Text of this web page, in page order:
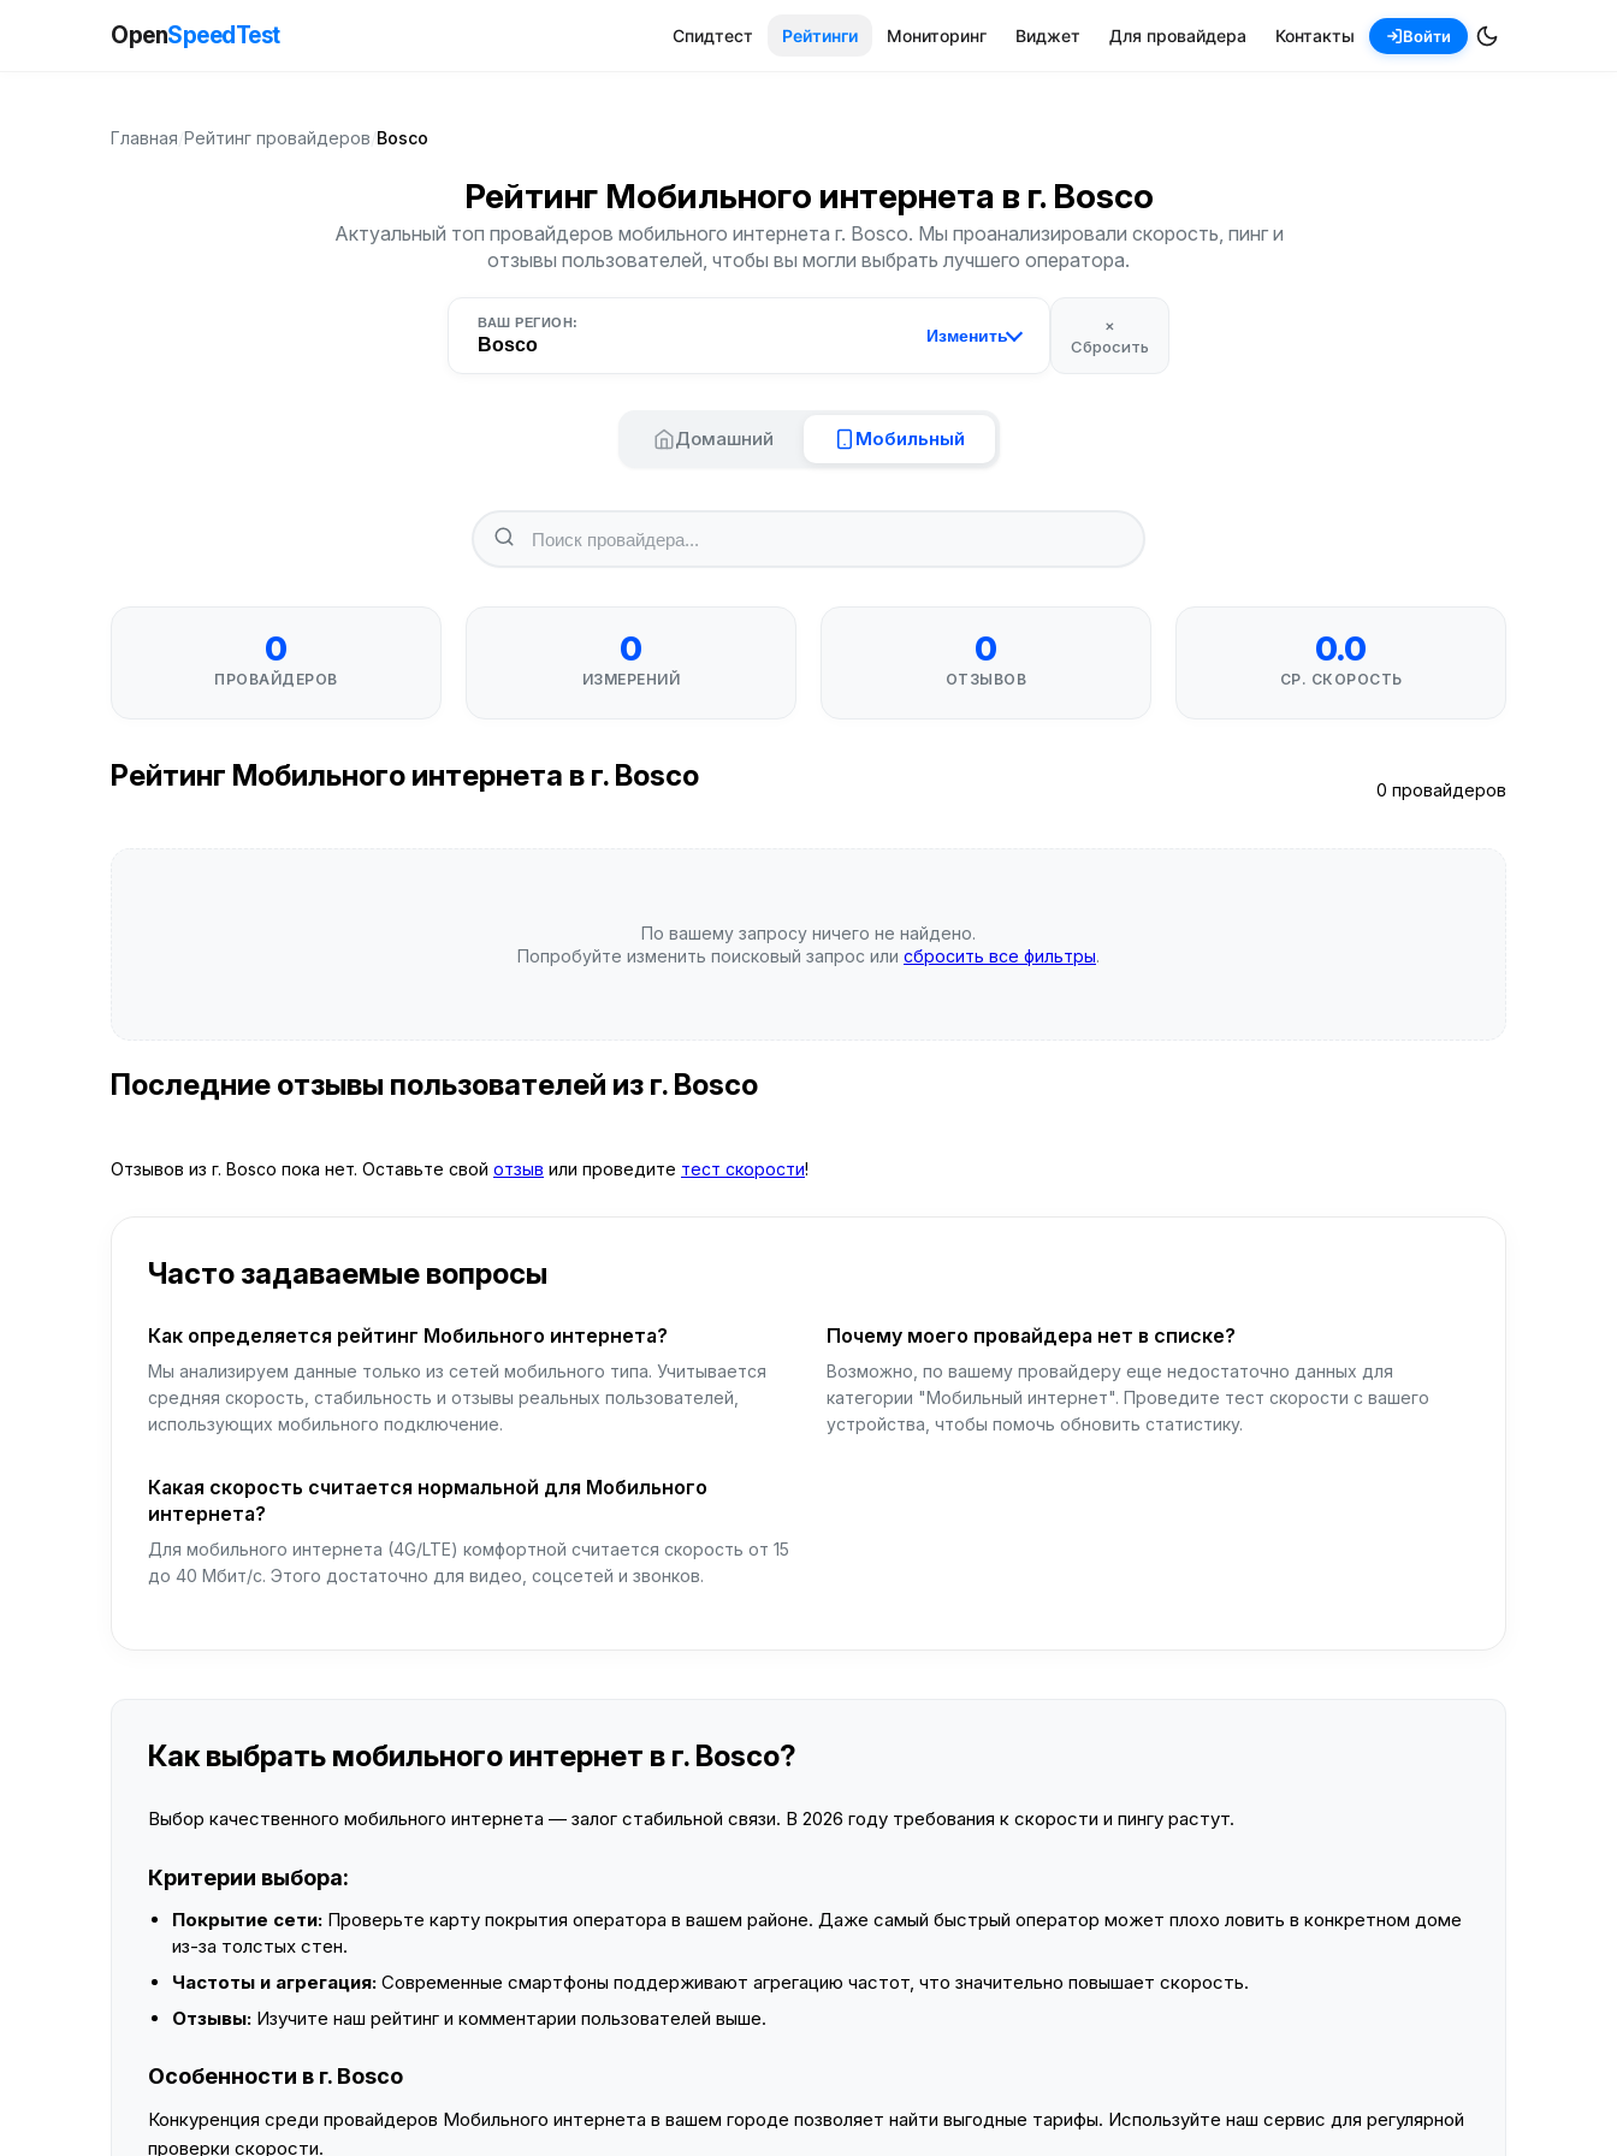
OpenSpeedTest Спидтест Рейтинги Мониторинг Виджет Для провайдера Контакты Войти
Главная Рейтинг провайдеров Bosco
Рейтинг Мобильного интернета в г. Bosco
Актуальный топ провайдеров мобильного интернета г. Bosco. Мы проанализировали скорость, пинг и
отзывы пользователей, чтобы вы могли выбрать лучшего оператора.
ВАШ РЕГИОН:
Bosco Изменить
×
Сбросить
Домашний Мобильный
0
ПРОВАЙДЕРОВ
0
ИЗМЕРЕНИЙ
0
ОТЗЫВОВ
0.0
СР. СКОРОСТЬ
Рейтинг Мобильного интернета в г. Bosco 0 провайдеров
По вашему запросу ничего не найдено.
Попробуйте изменить поисковый запрос или сбросить все фильтры.
Последние отзывы пользователей из г. Bosco
Отзывов из г. Bosco пока нет. Оставьте свой отзыв или проведите тест скорости!
Часто задаваемые вопросы
Как определяется рейтинг Мобильного интернета?
Мы анализируем данные только из сетей мобильного типа. Учитывается
средняя скорость, стабильность и отзывы реальных пользователей,
использующих мобильного подключение.
Почему моего провайдера нет в списке?
Возможно, по вашему провайдеру еще недостаточно данных для
категории "Мобильный интернет". Проведите тест скорости с вашего
устройства, чтобы помочь обновить статистику.
Какая скорость считается нормальной для Мобильного
интернета?
Для мобильного интернета (4G/LTE) комфортной считается скорость от 15
до 40 Мбит/с. Этого достаточно для видео, соцсетей и звонков.
Как выбрать мобильного интернет в г. Bosco?
Выбор качественного мобильного интернета — залог стабильной связи. В 2026 году требования к скорости и пингу растут.
Критерии выбора:
Покрытие сети: Проверьте карту покрытия оператора в вашем районе. Даже самый быстрый оператор может плохо ловить в конкретном доме
из-за толстых стен.
Частоты и агрегация: Современные смартфоны поддерживают агрегацию частот, что значительно повышает скорость.
Отзывы: Изучите наш рейтинг и комментарии пользователей выше.
Особенности в г. Bosco
Конкуренция среди провайдеров Мобильного интернета в вашем городе позволяет найти выгодные тарифы. Используйте наш сервис для регулярной
проверки скорости.